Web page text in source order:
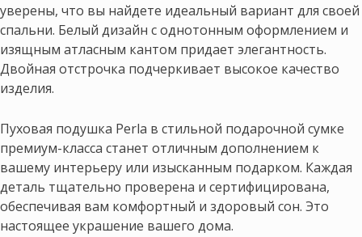
уверены, что вы найдете идеальный вариант для своей
спальни. Белый дизайн с однотонным оформлением и
изящным атласным кантом придает элегантность.
Двойная отстрочка подчеркивает высокое качество
изделия.
Пуховая подушка Perla в стильной подарочной сумке
премиум-класса станет отличным дополнением к
вашему интерьеру или изысканным подарком. Каждая
деталь тщательно проверена и сертифицирована,
обеспечивая вам комфортный и здоровый сон. Это
настоящее украшение вашего дома.